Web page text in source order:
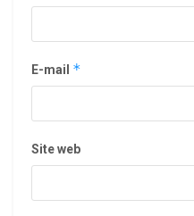
E-mail *
Site web